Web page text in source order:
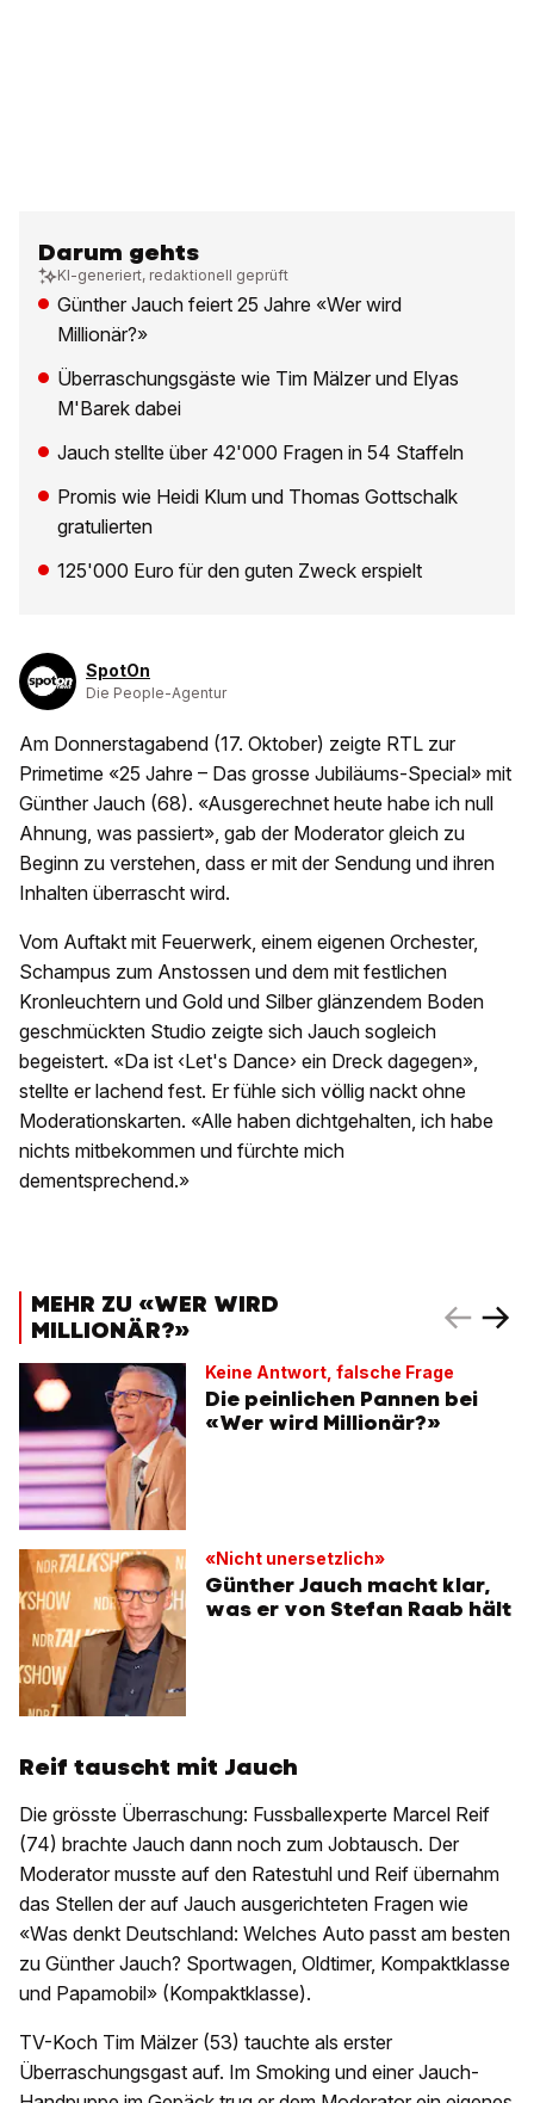
Darum gehts
KI-generiert, redaktionell geprüft
Günther Jauch feiert 25 Jahre «Wer wird
Millionär?»
Überraschungsgäste wie Tim Mälzer und Elyas
M'Barek dabei
Jauch stellte über 42'000 Fragen in 54 Staffeln
Promis wie Heidi Klum und Thomas Gottschalk
gratulierten
125'000 Euro für den guten Zweck erspielt
SpotOn
Die People-Agentur
Am Donnerstagabend (17. Oktober) zeigte RTL zur
Primetime «25 Jahre – Das grosse Jubiläums-Special» mit
Günther Jauch (68). «Ausgerechnet heute habe ich null
Ahnung, was passiert», gab der Moderator gleich zu
Beginn zu verstehen, dass er mit der Sendung und ihren
Inhalten überrascht wird.
Vom Auftakt mit Feuerwerk, einem eigenen Orchester,
Schampus zum Anstossen und dem mit festlichen
Kronleuchtern und Gold und Silber glänzendem Boden
geschmückten Studio zeigte sich Jauch sogleich
begeistert. «Da ist ‹Let's Dance› ein Dreck dagegen»,
stellte er lachend fest. Er fühle sich völlig nackt ohne
Moderationskarten. «Alle haben dichtgehalten, ich habe
nichts mitbekommen und fürchte mich
dementsprechend.»
MEHR ZU «WER WIRD
MILLIONÄR?»
Keine Antwort, falsche Frage
Die peinlichen Pannen bei
«Wer wird Millionär?»
«Nicht unersetzlich»
Günther Jauch macht klar,
was er von Stefan Raab hält
Reif tauscht mit Jauch
Die grösste Überraschung: Fussballexperte Marcel Reif
(74) brachte Jauch dann noch zum Jobtausch. Der
Moderator musste auf den Ratestuhl und Reif übernahm
das Stellen der auf Jauch ausgerichteten Fragen wie
«Was denkt Deutschland: Welches Auto passt am besten
zu Günther Jauch? Sportwagen, Oldtimer, Kompaktklasse
und Papamobil» (Kompaktklasse).
TV-Koch Tim Mälzer (53) tauchte als erster
Überraschungsgast auf. Im Smoking und einer Jauch-